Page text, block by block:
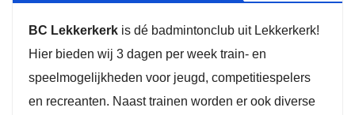
BC Lekkerkerk is dé badmintonclub uit Lekkerkerk!
Hier bieden wij 3 dagen per week train- en
speelmogelijkheden voor jeugd, competitiespelers
en recreanten. Naast trainen worden er ook diverse